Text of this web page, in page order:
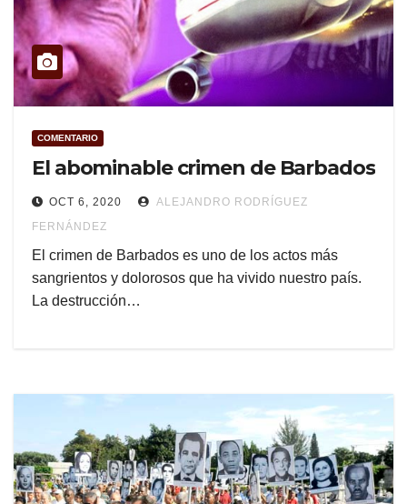
COMENTARIO
El abominable crimen de Barbados
OCT 6, 2020
ALEJANDRO RODRÍGUEZ
FERNÁNDEZ
El crimen de Barbados es uno de los actos más
sangrientos y dolorosos que ha vivido nuestro país.
La destrucción…